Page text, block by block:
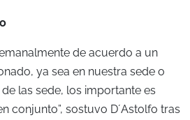
de acuerdo a un
ya sea en nuestra sede o
las sede, los importante es
conjunto”, sostuvo D´Astolfo tras